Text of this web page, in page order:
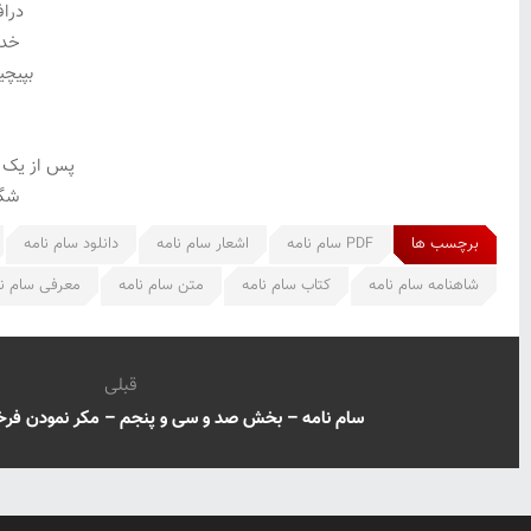
پس از
برچسب ها PDF سام نامه اشعار سام نامه دانلود سام نامه
شاهنامه سام نامه
کتاب سام نامه متن سام نامه معرفی سام
قبلی
سام نامه – بخش صد و سی و پنجم – مکر نمودن